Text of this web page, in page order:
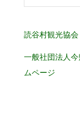
読谷村観光協会
一般社団法人
ムページ